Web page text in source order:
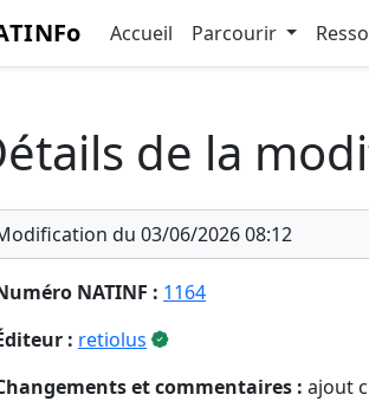
Accueil Parcourir
de la
du 03/06/2026 08:12
NATINF : 1164
: retiolus
et commentaires : ajout